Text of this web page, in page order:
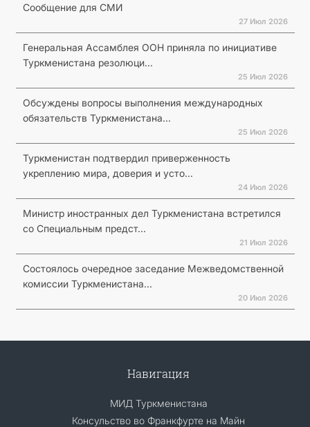
Сообщение для СМИ
27 Июл 2026
Генеральная Ассамблея ООН приняла по инициативе
Туркменистана резолюци...
25 Июл 2026
Обсуждены вопросы выполнения международных
обязательств Туркменистана...
25 Июл 2026
Туркменистан подтвердил приверженность
укреплению мира, доверия и усто...
24 Июл 2026
Министр иностранных дел Туркменистана встретился
со Специальным предст...
21 Июл 2026
Состоялось очередное заседание Межведомственной
комиссии Туркменистана...
20 Июл 2026
Навигация
МИД Туркменистана
Консульство во Франкфурте на Майн